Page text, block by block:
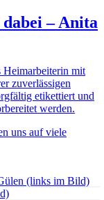
– Anita
Heimarbeiterin mit
zuverlässigen
etikettiert und
werden.
uns auf viele